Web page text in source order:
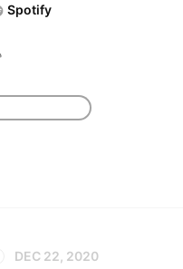
Spotify
DEC 22, 2020